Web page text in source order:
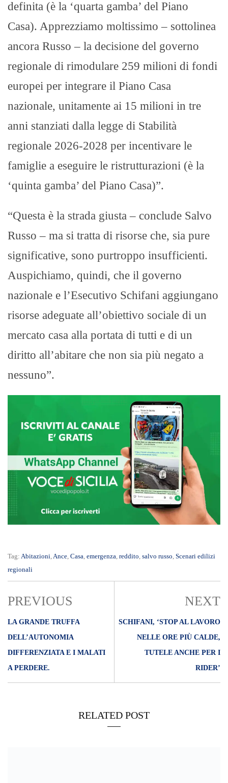
definita (è la ‘quarta gamba’ del Piano
Casa). Apprezziamo moltissimo – sottolinea
ancora Russo – la decisione del governo
regionale di rimodulare 259 milioni di fondi
europei per integrare il Piano Casa
nazionale, unitamente ai 15 milioni in tre
anni stanziati dalla legge di Stabilità
regionale 2026-2028 per incentivare le
famiglie a eseguire le ristrutturazioni (è la
‘quinta gamba’ del Piano Casa)”.
“Questa è la strada giusta – conclude Salvo
Russo – ma si tratta di risorse che, sia pure
significative, sono purtroppo insufficienti.
Auspichiamo, quindi, che il governo
nazionale e l’Esecutivo Schifani aggiungano
risorse adeguate all’obiettivo sociale di un
mercato casa alla portata di tutti e di un
diritto all’abitare che non sia più negato a
nessuno”.
Tag: Abitazioni,Ance, Casa, emergenza, reddito, salvo russo, Scenari edilizi
regionali
PREVIOUS
LA GRANDE TRUFFA
DELL’AUTONOMIA
DIFFERENZIATA E I MALATI
A PERDERE.
NEXT
SCHIFANI, ‘STOP AL LAVORO
NELLE ORE PIÙ CALDE,
TUTELE ANCHE PER I
RIDER’
RELATED POST